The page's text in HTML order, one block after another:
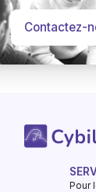
Hommages
Contactez-
Pour